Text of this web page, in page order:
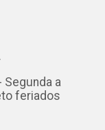
Segunda a
feriados